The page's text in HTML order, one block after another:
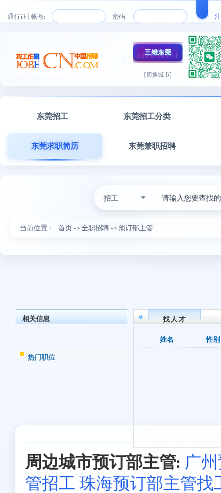
通行证 | 帐号: 密码:
三维东莞
[切换城市]
东莞招工 东莞招工分类
东莞求职简历 东莞兼职招聘
招工
当前位置： 首页 ->全职招聘 ->预订部主管
相关信息
热门职位
找人才
姓名 性别
周边城市预订部主管: 广
管招工 珠海预订部主管找